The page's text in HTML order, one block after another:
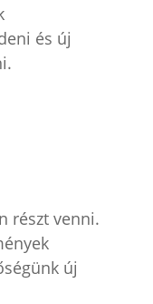
és új
részt venni.
új